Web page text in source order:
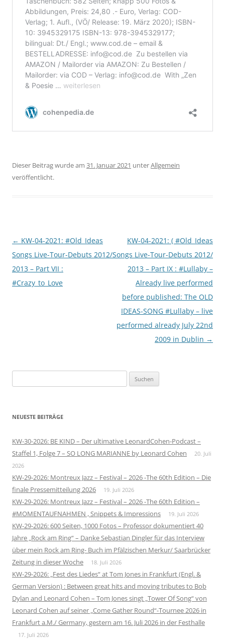
Dieser Beitrag wurde am 31. Januar 2021 unterAllgemein
veröffentlicht.
Beitragsnavigation
← KW-04-2021: #Old_Ideas
Songs Live-Tour-Debuts 2012/
2013 – Part VII :
#Crazy_to_Love
KW-04-2021: ( #Old_Ideas
Songs Live-Tour-Debuts 2012/
2013 – Part IX : #Lullaby –
Already live performed
before published: The OLD
IDEAS-SONG #Lullaby – live
performed already July 22nd
2009 in Dublin →
nach:
NEUESTE BEITRÄGE
KW-30-2026: BE KIND – Der ultimative LeonardCohen-Podcast –
Staffel 1, Folge 7 – SO LONG MARIANNE by Leonard Cohen
20. Juli
2026
KW-29-2026: Montreux Jazz – Festival – 2026 -The 60th Edition – Die
finale Pressemitteilung 2026
19. Juli 2026
KW-29-2026: Montreux Jazz – Festival – 2026 -The 60th Edition –
#MOMENTAUFNAHMEN , Snippets & Impressions
19. Juli 2026
KW-29-2026: 600 Seiten, 1000 Fotos – Professor dokumentiert 40
Jahre „Rock am Ring“ – Danke Sebastian Dingler für das Interview
über mein Rock am Ring- Buch im Pfälzischen Merkur/ Saarbrücker
Zeitung in dieser Woche
18. Juli 2026
KW-29-2026: „Fest des Liedes“ at Tom Jones in Frankfurt (Engl. &
German Version) : Between great hits and moving tributes to Bob
Dylan and Leonard Cohen – Tom Jones singt „Tower Of Song“ von
Leonard Cohen auf seiner „Come Gather Round“-Tournee 2026 in
Frankfurt a.M./ Germany, gestern am 16. Juli 2026 in der Festhalle
17. Juli 2026